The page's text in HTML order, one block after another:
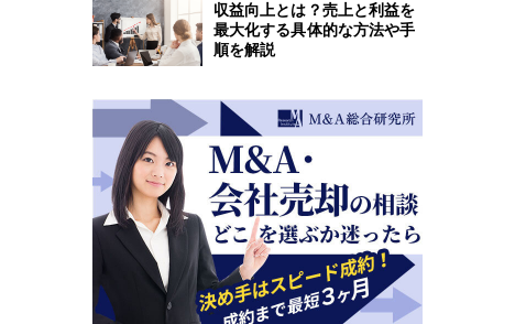
収益向上とは？売上と利益を
最大化する具体的な方法や手
順を解説